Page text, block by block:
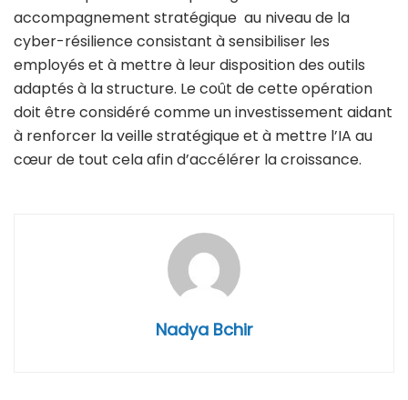
accompagnement stratégique au niveau de la
cyber-résilience consistant à sensibiliser les
employés et à mettre à leur disposition des outils
adaptés à la structure. Le coût de cette opération
doit être considéré comme un investissement aidant
à renforcer la veille stratégique et à mettre l’IA au
cœur de tout cela afin d’accélérer la croissance.
Nadya Bchir